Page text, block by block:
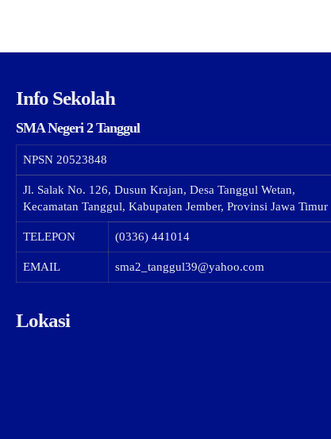
Info Sekolah
SMA Negeri 2 Tanggul
NPSN 20523848
Jl. Salak No. 126, Dusun Krajan, Desa Tanggul Wetan,
Kecamatan Tanggul, Kabupaten Jember, Provinsi Jawa Timur
TELEPON (0336) 441014
EMAIL sma2_tanggul39@yahoo.com
Lokasi